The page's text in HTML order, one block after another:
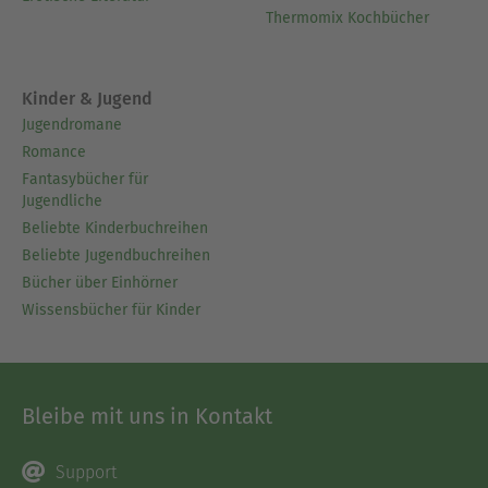
denn das Identifizieren der Chancen und
Möglichkeiten kann nur gelingen, wenn die
Zusammenhänge erkennbar sind.
Thermomix Kochbücher
Kinder & Jugend
Jugendromane
Romance
Fantasybücher für
Jugendliche
Beliebte Kinderbuchreihen
Beliebte Jugendbuchreihen
Bücher über Einhörner
Wissensbücher für Kinder
Bleibe mit uns in Kontakt
Support